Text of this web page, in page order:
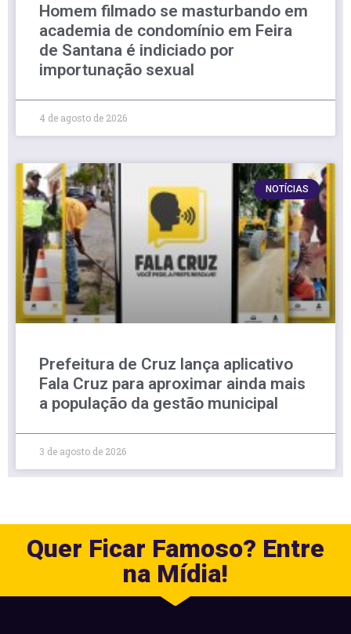
Homem filmado se masturbando em
academia de condomínio em Feira
de Santana é indiciado por
importunação sexual
4 de agosto de 2026
NOTÍCIAS
Prefeitura de Cruz lança aplicativo
Fala Cruz para aproximar ainda mais
a população da gestão municipal
3 de agosto de 2026
Quer Ficar Famoso? Entre
na Mídia!